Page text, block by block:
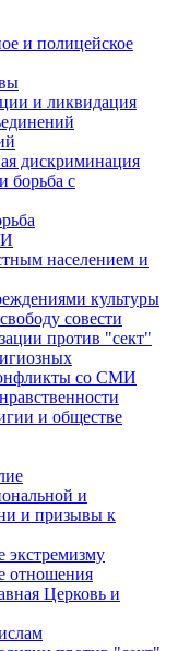
и полицейское
и ликвидация
дискриминация
борьба с
населением и
культуры
совести
против "сект"
со СМИ
и обществе
и
и призывы к
экстремизму
отношения
Церковь и